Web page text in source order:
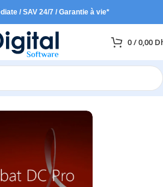
/ SAV 24/7 / Garantie à vie*
0/0,00